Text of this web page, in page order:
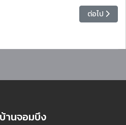
อุตสาหกรรมขอเชิญผู้สนใจเข้าร่วมอบรม
เนื้อหาถัดไป
ต่อไป
านจอมบึง